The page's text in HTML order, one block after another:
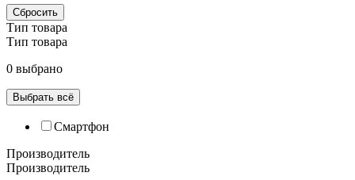
Сбросить
Тип товара
Тип товара
0 выбрано
Выбрать всё
Смартфон
Производитель
Производитель